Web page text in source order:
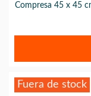
Compresa 45 x 45
Fuera de stock